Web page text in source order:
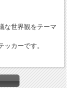
な世界観をテーマ
カーです。